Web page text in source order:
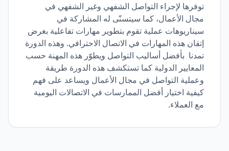
توفرها لإجراء التواصل الشفهي وغير الشفهي في
مجال الأعمال، كما سيتسنّى له المشاركة في
سيناريوهات عملية تقوم بتطوير مهارات تفاعلية بغرض
إتقان هذه المهارات في الاتصال الاحترافي. وهذه الدورة
تمدنا بأفضل أساليب التواصل ويطوّر هذه المهنة حسب
المعايير الدولية كما تستكشف هذه الدورة طريقة
وعملية التواصل في مجال الأعمال ويساعد على فهم
كيفية اختيار أفضل الممارسات في الاتصالات اليومية
مع العملاء.